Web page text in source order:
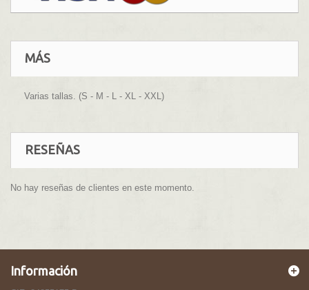
MÁS
Varias tallas. (S - M - L - XL - XXL)
RESEÑAS
No hay reseñas de clientes en este momento.
Información